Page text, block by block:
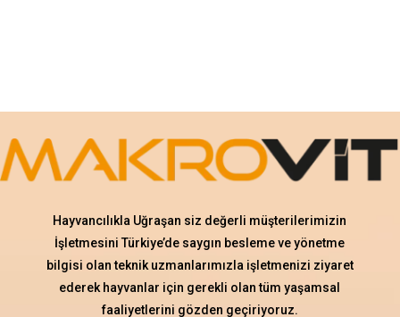
Hayvancılıkla Uğraşan siz değerli müşterilerimizin
İşletmesini Türkiye’de saygın besleme ve yönetme
bilgisi olan teknik uzmanlarımızla işletmenizi ziyaret
ederek hayvanlar için gerekli olan tüm yaşamsal
faaliyetlerini gözden geçiriyoruz.